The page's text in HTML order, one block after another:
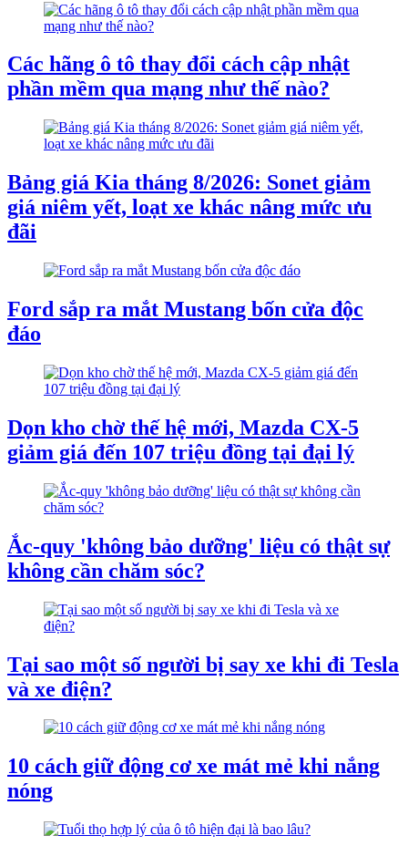
Các hãng ô tô thay đổi cách cập nhật
phần mềm qua mạng như thế nào?
Bảng giá Kia tháng 8/2026: Sonet giảm
giá niêm yết, loạt xe khác nâng mức ưu
đãi
Ford sắp ra mắt Mustang bốn cửa độc
đáo
Dọn kho chờ thế hệ mới, Mazda CX-5
giảm giá đến 107 triệu đồng tại đại lý
Ắc-quy 'không bảo dưỡng' liệu có thật sự
không cần chăm sóc?
Tại sao một số người bị say xe khi đi Tesla
và xe điện?
10 cách giữ động cơ xe mát mẻ khi nắng
nóng